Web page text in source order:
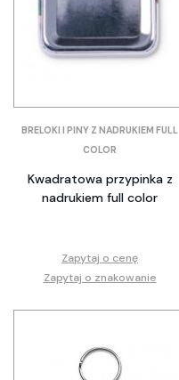
BRELOKI I PINY Z NADRUKIEM FULL
COLOR
Kwadratowa przypinka z
nadrukiem full color
Zapytaj o cenę
Zapytaj o znakowanie